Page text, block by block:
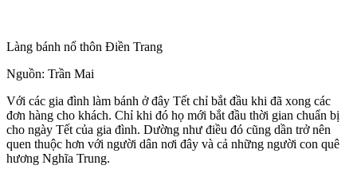
Làng bánh nổ thôn Điền Trang
Nguồn: Trần Mai
Với các gia đình làm bánh ở đây Tết chỉ bắt đầu khi đã xong các
đơn hàng cho khách. Chỉ khi đó họ mới bắt đầu thời gian chuẩn bị
cho ngày Tết của gia đình. Dường như điều đó cũng dần trở nên
quen thuộc hơn với người dân nơi đây và cả những người con quê
hương Nghĩa Trung.